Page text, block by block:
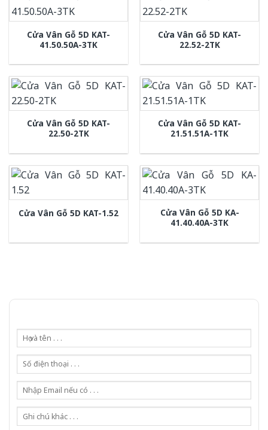
Cửa Vân Gỗ 5D KAT-
41.50.50A-3TK
Cửa Vân Gỗ 5D KAT-
22.52-2TK
Cửa Vân Gỗ 5D KAT-
22.50-2TK
Cửa Vân Gỗ 5D KAT-
21.51.51A-1TK
Cửa Vân Gỗ 5D KAT-1.52
Cửa Vân Gỗ 5D KA-
41.40.40A-3TK